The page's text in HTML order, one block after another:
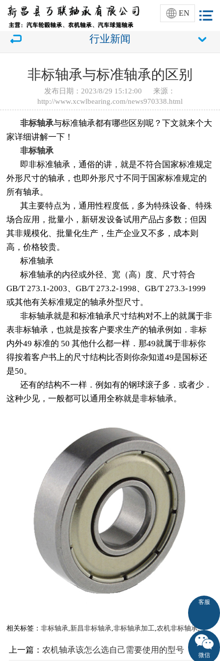
EN
行业新闻
非标轴承与标准轴承的区别
发布日期：2023/8/29 15:12:00 来源：
http://www.xcwlbearing.com/news970338.html
非标轴承与标准轴承都有哪些区别呢？下文就来个大
家详细讲解一下！
非标轴承
即非标准轴承，通俗的讲，就是不符合国家标准规定
外形尺寸的轴承，也即外形尺寸不同于国家标准规定的
所有轴承。
其主要特点为，通用性程度低，多为特殊设备、特殊
场合应用，批量小，新研发设备试用产品占多数；但因
其非规模化、批量化生产，生产企业又不多，成本则
高，价格较贵。
标准轴承
标准轴承的内径或外径、宽（高）度、尺寸符合
GB/T 273.1-2003、GB/T 273.2-1998、GB/T 273.3-1999
或其他有关标准规定的轴承外型尺寸。
非标轴承就是和标准轴承尺寸结构对不上的就属于非
表非标轴承，也就是按客户要求生产的轴承例如．非标
内外49 标准的 50 其他什么都一样．那49就属于非标你
得按着客户书上的尺寸结构比否则你杂知道49是国标还
是50。
还有的结构不一样．例如有的钢球滚子多．或者少．
这种少见，一般都可以通用全称就是非标轴承。
相关标签：非标轴承 新昌非标轴承 ,非标轴承加工 农机非标轴承,
上一篇： 农机轴承该怎么选自己需要使用的型号
客服
微信